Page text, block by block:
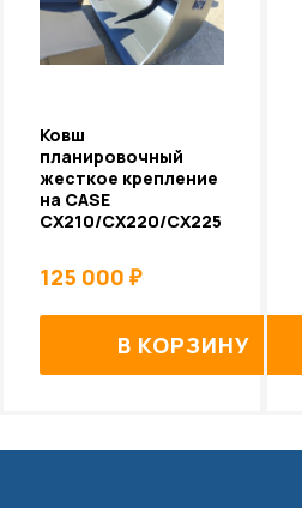
Ковш
планировочный
жесткое крепление
на CASE
CX210/CX220/CX225
125 000 ₽